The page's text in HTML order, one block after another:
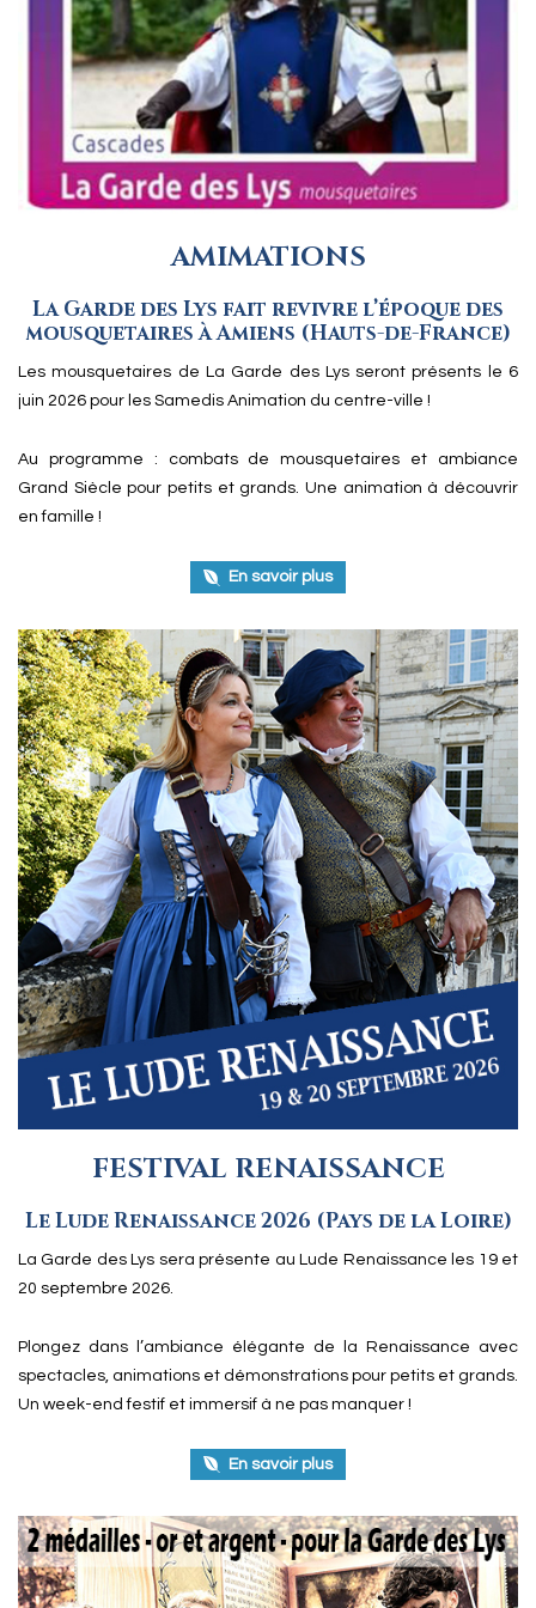
AMIMATIONS
La Garde des Lys fait revivre l’époque des
mousquetaires à Amiens (Hauts-de-France)
Les mousquetaires de La Garde des Lys seront présents le 6
juin 2026 pour les Samedis Animation du centre-ville !
Au programme : combats de mousquetaires et ambiance
Grand Siècle pour petits et grands. Une animation à découvrir
en famille !
En savoir plus
FESTIVAL RENAISSANCE
Le Lude Renaissance 2026 (Pays de la Loire)
La Garde des Lys sera présente au Lude Renaissance les 19 et
20 septembre 2026.
Plongez dans l’ambiance élégante de la Renaissance avec
spectacles, animations et démonstrations pour petits et grands.
Un week-end festif et immersif à ne pas manquer !
En savoir plus